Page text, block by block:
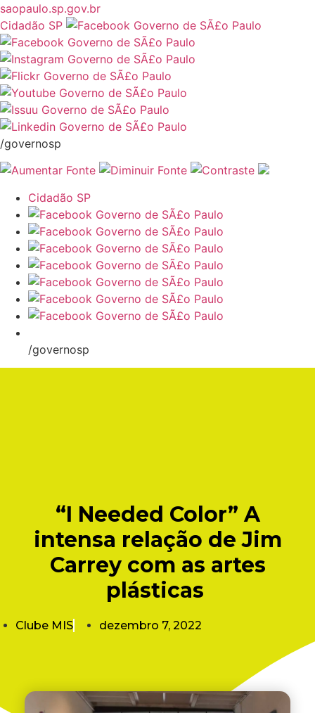
saopaulo.sp.gov.br
Cidadão SP
/governosp
Cidadão SP
/governosp
“I Needed Color” A
intensa relação de Jim
Carrey com as artes
plásticas
Clube MIS dezembro 7, 2022